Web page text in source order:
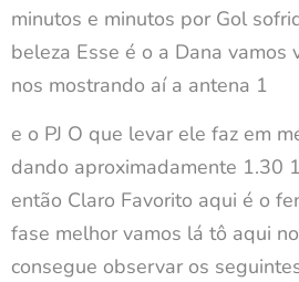
minutos e minutos por Gol
beleza Esse é o a Dana vamos
nos mostrando aí a antena 1
e o PJ O que levar ele faz em
dando aproximadamente 1.30
então Claro Favorito aqui é o
fase melhor vamos lá tô aqui
consegue observar os